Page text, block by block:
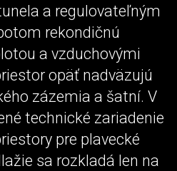
a regulovateľným
rekondičnú
a vzduchovými
opäť nadväzujú
zázemia a šatní. V
technické zariadenie
pre plavecké
sa rozkladá len na